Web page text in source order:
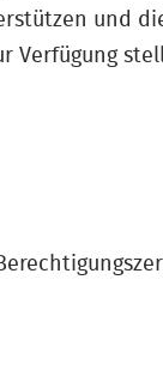
und
Verfügung